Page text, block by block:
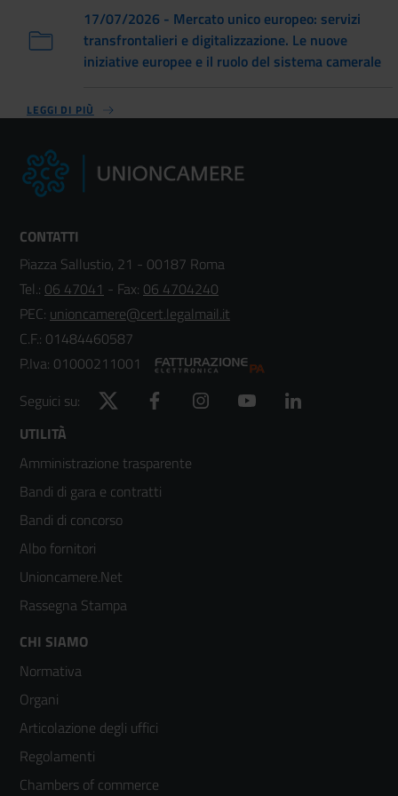
17/07/2026 - Mercato unico europeo: servizi
transfrontalieri e digitalizzazione. Le nuove
iniziative europee e il ruolo del sistema camerale
LEGGI DI PIÙ
CONTATTI
Piazza Sallustio, 21 - 00187 Roma
Tel.: 06 47041 - Fax: 06 4704240
PEC: unioncamere@cert.legalmail.it
C.F.: 01484460587
P.Iva: 01000211001
Seguici su:
Twitter Facebook Instagram YouTube
Footer
menù
colonna
2
UTILITÀ
Amministrazione trasparente
Bandi di gara e contratti
Bandi di concorso
Albo fornitori
Unioncamere.Net
Rassegna Stampa
Footer
menù
colonna
3
CHI SIAMO
Normativa
Organi
Articolazione degli uffici
Regolamenti
Chambers of commerce